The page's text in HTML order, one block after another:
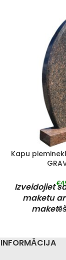
Kapu
€
Izveidojiet
maketu
filiālēm vai
INFORMĀCIJA